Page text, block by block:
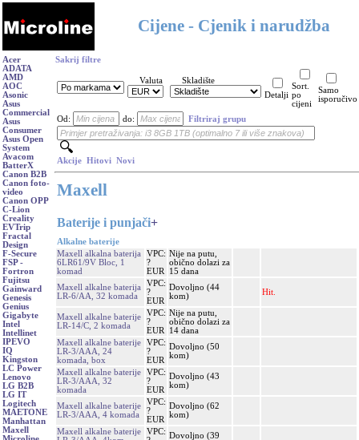
Cijene - Cjenik i narudžba
Acer
ADATA
AMD
AOC
Asonic
Asus
Commercial
Asus
Consumer
Asus Open
System
Avacom
BatterX
Canon B2B
Canon foto-
video
Canon OPP
C-Lion
Creality
EVTrip
Fractal
Design
F-Secure
FSP -
Fortron
Fujitsu
Gainward
Genesis
Genius
Gigabyte
Intel
Intellinet
IPEVO
IQ
Kingston
LC Power
Lenovo
LG B2B
LG IT
Logitech
MAETONE
Manhattan
Maxell
Sakrij filtre
Valuta
Skladište
Detalji
Sort.
po
cijeni
Samo
isporučivo
Od: do: Filtriraj grupu
Akcije Hitovi Novi
Maxell
Baterije i punjači+
Alkalne baterije
Maxell alkalna baterija
6LR61/9V Bloc, 1
komad
VPC:
?
EUR
Nije na putu,
obično dolazi za
15 dana
Maxell alkalne baterija
LR-6/AA, 32 komada
VPC:
?
EUR
Dovoljno (44
kom)
Hit.
Maxell alkalne baterije
LR-14/C, 2 komada
VPC:
?
EUR
Nije na putu,
obično dolazi za
14 dana
Maxell alkalne baterije
LR-3/AAA, 24
komada, box
VPC:
?
EUR
Dovoljno (50
kom)
Maxell alkalne baterije
LR-3/AAA, 32
komada
VPC:
?
EUR
Dovoljno (43
kom)
Maxell alkalne baterije
LR-3/AAA, 4 komada
VPC:
?
EUR
Dovoljno (62
kom)
Maxell alkalne baterije
VPC: Dovoljno (39